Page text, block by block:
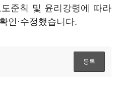
준칙 및 윤리강령에 따라
인·수정했습니다.